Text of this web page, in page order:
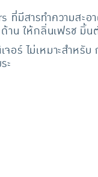
มีสารทำความสะ
าน ให้กลิ่นเฟรช มิ้น
อร์ ไม่เหมาะสำหรั
ะ